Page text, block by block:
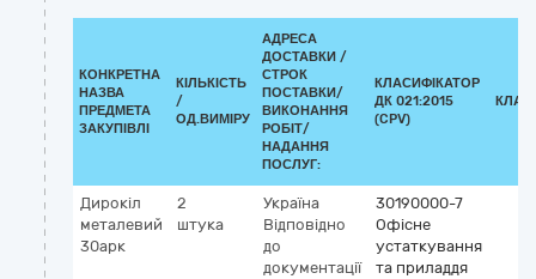
КОНКРЕТНА
НАЗВА
ПРЕДМЕТА
ЗАКУПІВЛІ
КІЛЬКІСТЬ
/
ОД.ВИМІРУ
АДРЕСА
ДОСТАВКИ /
СТРОК
ПОСТАВКИ/
ВИКОНАННЯ
РОБІТ/
НАДАННЯ
ПОСЛУГ:
КЛАСИФІКАТОР
ДК 021:2015
(CPV)
Дирокіл
металевий
30арк
2
штука
Україна
Відповідно
до
документації
30190000-7
Офісне
устаткування
та приладдя